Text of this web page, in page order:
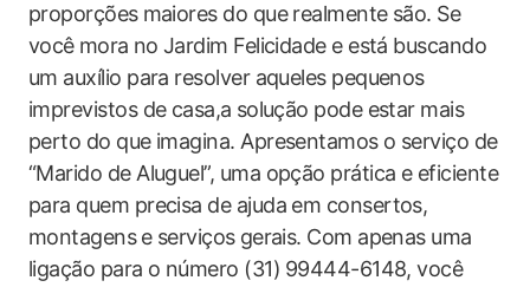
proporções ⁢maiores do que ‍realmente são. Se
você⁤ mora⁤ no Jardim ‍Felicidade e está buscando
um auxílio para resolver aqueles ​pequenos
imprevistos ‌de casa,a ⁣solução pode estar mais
perto do que imagina. Apresentamos o ‌serviço de
“Marido de Aluguel”, uma opção prática e eficiente
para quem precisa de ajuda em consertos,‍
montagens ⁣e serviços⁤ gerais.‌ Com apenas uma
ligação ​para ​o número (31) ⁢99444-6148, você